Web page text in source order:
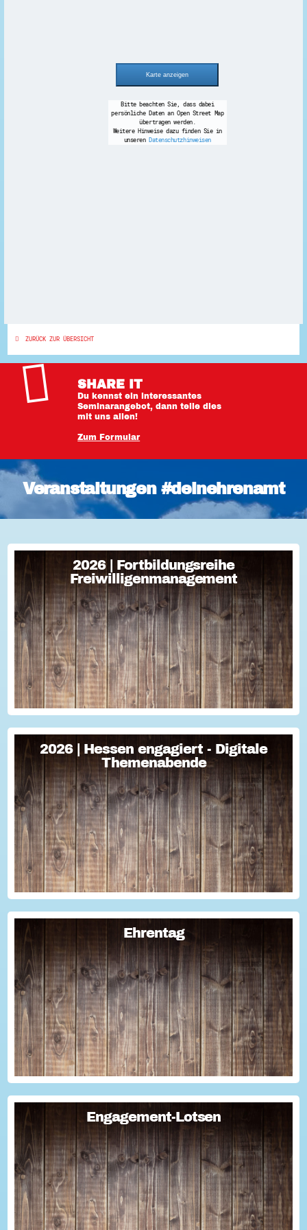
Bitte beachten Sie, dass dabei
persönliche Daten an Open Street Map
übertragen werden.
Weitere Hinweise dazu finden Sie in
unseren Datenschutzhinweisen
ZURÜCK ZUR ÜBERSICHT
SHARE IT
Du kennst ein interessantes
Seminarangebot, dann teile dies
mit uns allen!
Zum Formular
Veranstaltungen #deinehrenamt
2026 | Fortbildungsreihe
Freiwilligenmanagement
2026 | Fortbildungsreihe
Freiwilligenmanagement
Freiwilligenmanagement Kompakt Strategisches
Freiwilligenmanagement und praktische Umsetzung Im Fokus
Teil 1 Für Engagement begeistern: Freiwillige gewinnen Im
Fokus Teil 2 Eine Frage der H...
2026 | Hessen engagiert - Digitale
Themenabende
2026 | Hessen engagiert - Digitale
Themenabende
Sie haben Fragen zum Thema "Versicherung im Ehrenamt"?
Oder wollten schon immer mal lernen, wie man Engagement-
Geschichten für die Öffentlichkeitsarbeit des Vereins
nutzen kann? Dann haben wir da was!...
Ehrentag
Ehrentag
Macht den Ehrentag mit eurer Aktion zu eurem "hessischen
Ehrentag"...
Engagement-Lotsen
Engagement-Lotsen
Engagement-Lotsen tragen zu einer lebendigen
Engagementkultur und damit zu einer höheren
Lebensqualität für sich und andere bei. Sie bringen ihre
Erfahrungen im bürgerschaftlichen Engagement ein und ü...